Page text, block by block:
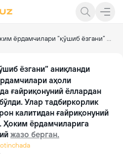
ёрдамчилари “қўшиб ёзгани” аниқланди
ёзгани” аниқланди
аҳоли
ғайриқонуний ёллардан
Улар тадбиркорлик
калитидан ғайриқонуний
Ҳоким ёрдамчиларига
жазо берган.